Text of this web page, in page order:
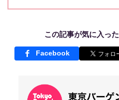
この記事が気に入っ
Facebook